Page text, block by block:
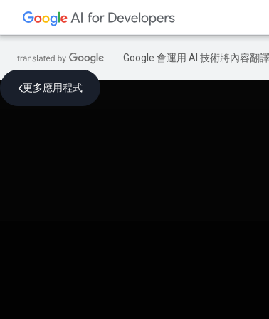
Google 會運用 AI 技術將內容翻
更多應用程式